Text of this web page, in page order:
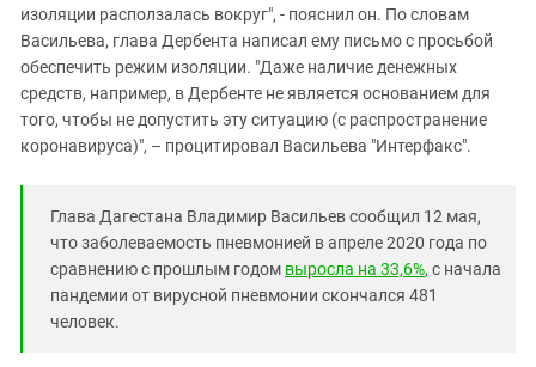
изоляции расползалась вокруг", - пояснил он. По словам
Васильева, глава Дербента написал ему письмо с просьбой
обеспечить режим изоляции. "Даже наличие денежных
средств, например, в Дербенте не является основанием для
того, чтобы не допустить эту ситуацию (с распространение
коронавируса)", – процитировал Васильева "Интерфакс".
Глава Дагестана Владимир Васильев сообщил 12 мая,
что заболеваемость пневмонией в апреле 2020 года по
сравнению с прошлым годом выросла на 33,6%, с начала
пандемии от вирусной пневмонии скончался 481
человек.